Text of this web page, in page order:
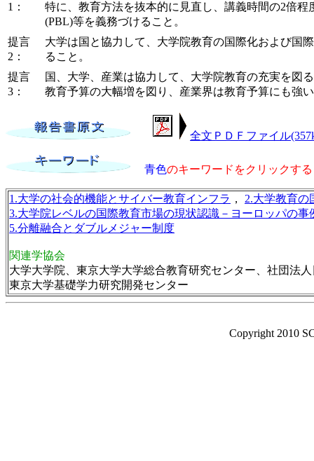
1：
特に、教育方法を抜本的に見直し、講義時間の2倍
(PBL)等を義務づけること。
提言
2：
大学は国と協力して、大学院教育の国際化および国
ること。
提言
3：
国、大学、産業は協力して、大学院教育の充実を図
教育予算の大幅増を図り、産業界は教育予算にも強
全文ＰＤＦファイル
青色のキーワードをクリックす
1.大学の社会的機能とサイバー教育インフラ ， 2.大学教育の
3.大学院レベルの国際教育市場の現状認識－ヨーロッパの事
5.分離融合とダブルメジャー制度
関連学協会
大学大学院、東京大学大学総合教育研究センター、社団法
東京大学基礎学力研究開発センター
Copyright 2010